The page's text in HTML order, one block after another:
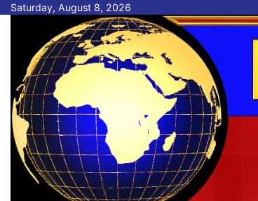
SkipSaturday, August 8, 2026